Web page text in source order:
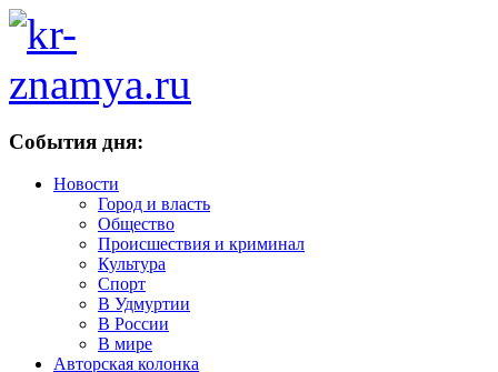
События дня:
Новости
Город и власть
Общество
Происшествия и криминал
Культура
Спорт
В Удмуртии
В России
В мире
Авторская колонка